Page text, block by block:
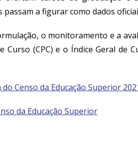
passam a figurar como dados
o monitoramento e a
Curso (CPC) e o Índice Geral de
Censo da Educação Superior
da Educação Superior